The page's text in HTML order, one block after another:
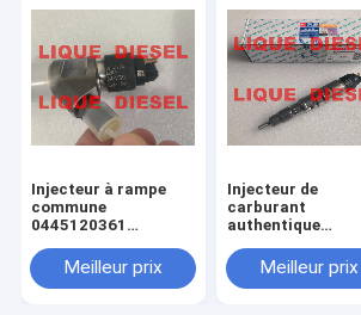
Injecteur à rampe
commune
0445120361
120 361 5801479314
Meilleur prix
Injecteur de
carburant
authentique
0445120290 0 445
120 290 L4700-
Meilleur prix